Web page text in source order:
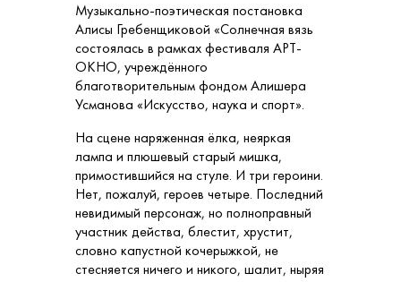
Музыкально-поэтическая постановка
Алисы Гребенщиковой «Солнечная вязь
состоялась в рамках фестиваля АРТ-
ОКНО, учреждённого
благотворительным фондом Алишера
Усманова «Искусство, наука и спорт».
На сцене наряженная ёлка, неяркая
лампа и плюшевый старый мишка,
примостившийся на стуле. И три героини.
Нет, пожалуй, героев четыре. Последний
невидимый персонаж, но полноправный
участник действа, блестит, хрустит,
словно капустной кочерыжкой, не
стесняется ничего и никого, шалит, ныряя